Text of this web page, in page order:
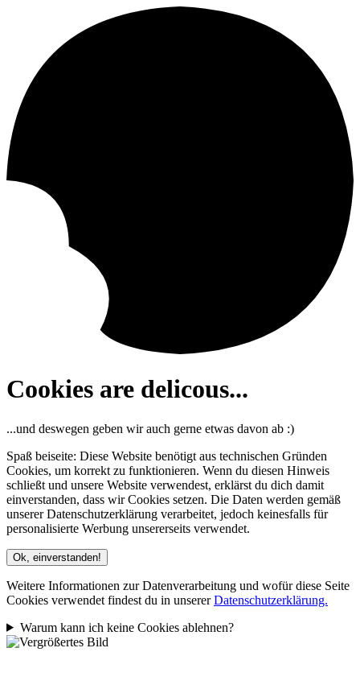
Cookies are delicous...
...und deswegen geben wir auch gerne etwas davon ab :)
Spaß beiseite: Diese Website benötigt aus technischen Gründen
Cookies, um korrekt zu funktionieren. Wenn du diesen Hinweis
schließt und unsere Website verwendest, erklärst du dich damit
einverstanden, dass wir Cookies setzen. Die Daten werden gemäß
unserer Datenschutzerklärung verarbeitet, jedoch keinesfalls für
personalisierte Werbung unsererseits verwendet.
Ok, einverstanden!
Weitere Informationen zur Datenverarbeitung und wofür diese Seite
Cookies verwendet findest du in unsererDatenschutzerklärung.
Warum kann ich keine Cookies ablehnen?